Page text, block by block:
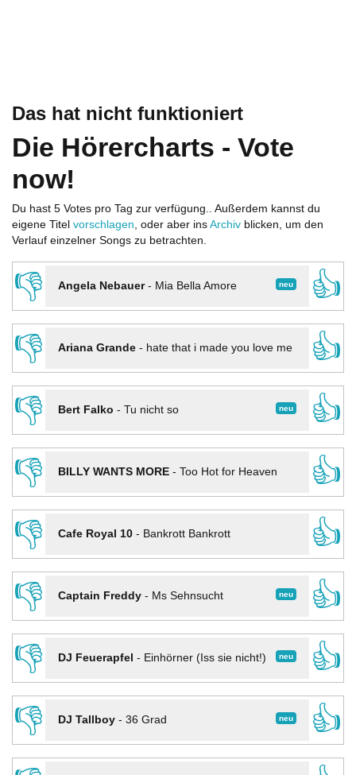
Das hat nicht funktioniert
Die Hörercharts - Vote
now!
Du hast 5 Votes pro Tag zur verfügung.. Außerdem kannst du
eigene Titel vorschlagen, oder aber ins Archiv blicken, um den
Verlauf einzelner Songs zu betrachten.
👎 neu
Angela Nebauer- Mia Bella Amore
👍
👎
Ariana Grande- hate that i made you love me
👍
👎
neu
Bert Falko - Tu nicht so
👍
👎
BILLY WANTS MORE- Too Hot for Heaven
👍
👎
Cafe Royal 10- Bankrott Bankrott
👍
👎
neu
Captain Freddy- Ms Sehnsucht
👍
👎
neu
DJ Feuerapfel - Einhörner (Iss sie nicht!)
👍
👎
neu
DJ Tallboy- 36 Grad
👍